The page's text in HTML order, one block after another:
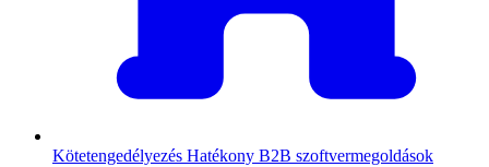
Kötetengedélyezés Hatékony B2B szoftvermegoldások